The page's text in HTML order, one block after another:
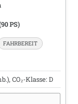
PS)
FAHRBEREIT
CO₂-Klasse: D